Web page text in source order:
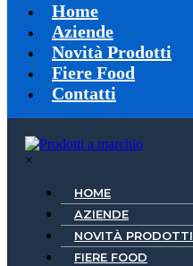
Home
Aziende
Novità Prodotti
Fiere Food
Contatti
×
HOME
AZIENDE
NOVITÀ PRODOTTI
FIERE FOOD